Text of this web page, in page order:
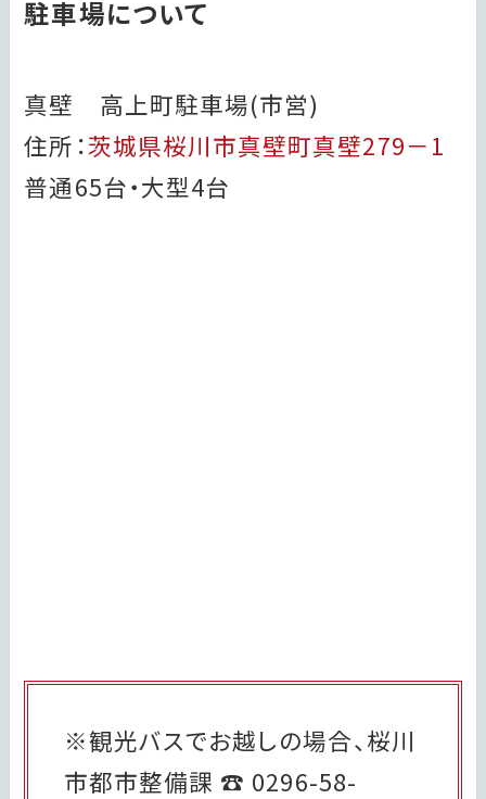
駐車場について
真壁 高上町駐車場(市営)
住所：茨城県桜川市真壁町真壁279－1
普通65台・大型4台
※観光バスでお越しの場合、桜川
市都市整備課 ☎ 0296-58-